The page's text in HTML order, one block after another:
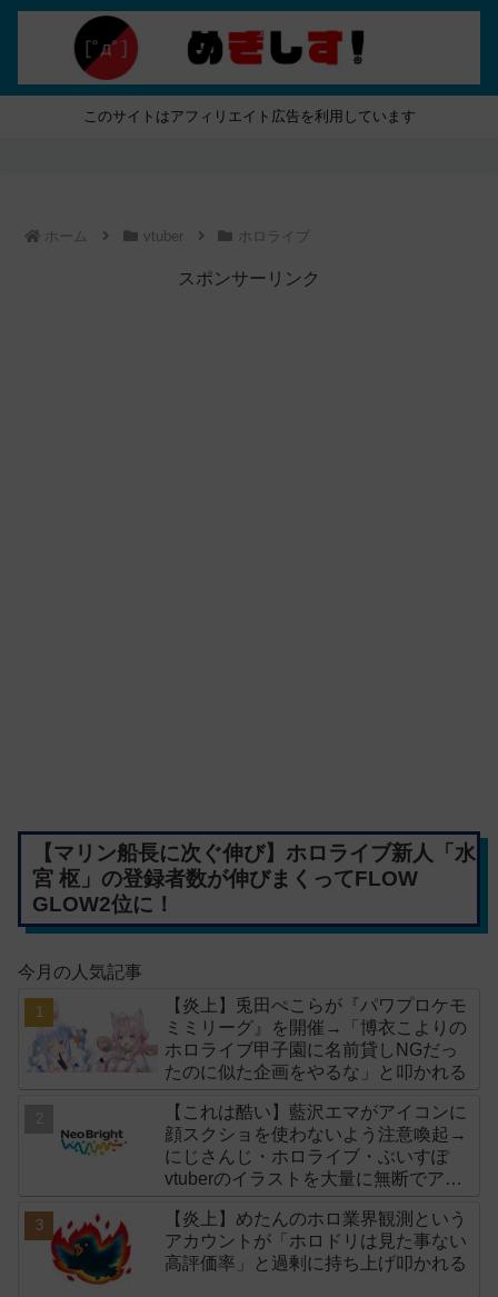
このサイトはアフィリエイト広告を利用しています
ホーム vtuber ホロライブ
スポンサーリンク
【マリン船長に次ぐ伸び】ホロライブ新人「水
宮 枢」の登録者数が伸びまくってFLOW
GLOW2位に！
今月の人気記事
【炎上】兎田ぺこらが『パワプロケモ
ミミリーグ』を開催→「博衣こよりの
ホロライブ甲子園に名前貸しNGだっ
たのに似た企画をやるな」と叩かれる
【これは酷い】藍沢エマがアイコンに
顔スクショを使わないよう注意喚起→
にじさんじ・ホロライブ・ぶいすぽ
vtuberのイラストを大量に無断でアイ
「NeoBright（ネオブライト）」が謝
罪！
【炎上】めたんのホロ業界観測という
アカウントが「ホロドリは見た事ない
高評価率」と過剰に持ち上げ叩かれる